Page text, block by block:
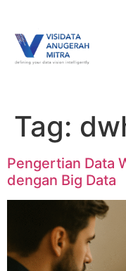
Tag:
Pengertian Data
dengan Big Data